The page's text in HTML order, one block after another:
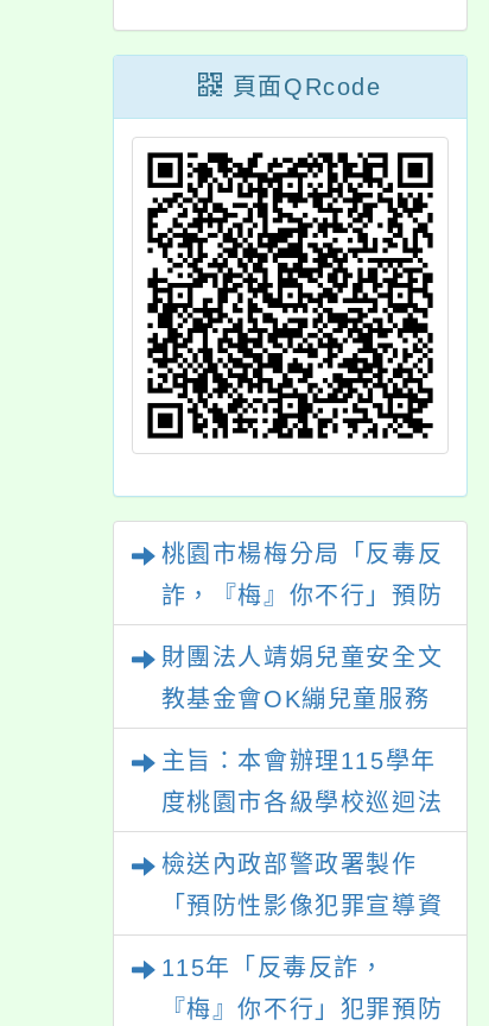
頁面QRcode
桃園市楊梅分局「反毒反
詐，『梅』你不行」預防
財團法人靖娟兒童安全文
教基金會OK繃兒童服務
主旨：本會辦理115學年
度桃園市各級學校巡迴法
後回覆本會，以利課程安
排專業講師，請查照。
檢送內政部警政署製作
「預防性影像犯罪宣導資
115年「反毒反詐，
『梅』你不行」犯罪預防